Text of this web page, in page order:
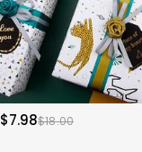
$7.98$18.00